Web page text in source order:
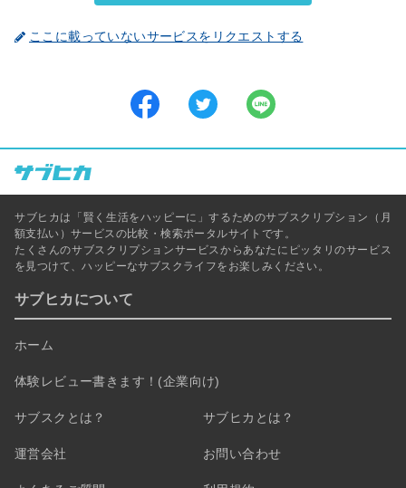
ここに載っていないサービスをリクエストする
サブヒカは「賢く生活をハッピーに」するためのサブスクリプション（月
額支払い）サービスの比較・検索ポータルサイトです。
たくさんのサブスクリプションサービスからあなたにピッタリのサービス
を見つけて、ハッピーなサブスクライフをお楽しみください。
サブヒカについて
ホーム
体験レビュー書きます！(企業向け)
サブスクとは？ サブヒカとは？
運営会社 お問い合わせ